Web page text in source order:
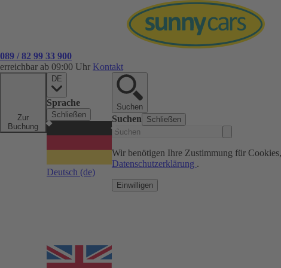
089 / 82 99 33 900
erreichbar ab 09:00 Uhr Kontakt
Zur
Buchung
DE
Sprache
Schließen
Deutsch (de)
Suchen
Suchen Schließen
Wir benötigen Ihre Zustimmung für
Datenschutzerklärung .
Einwilligen